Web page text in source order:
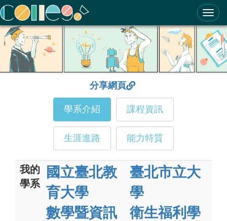
ColleGo! 大學選才與高中育才輔助系統
分享網頁
學系介紹 課程資訊
生涯進路 能力特質
我的
學系
國立臺北教
育大學
數學暨資訊
臺北市立大
學
衛生福利學